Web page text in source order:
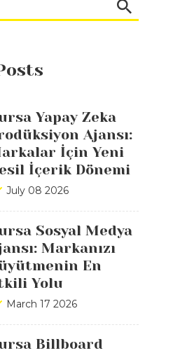
Yapay Zeka
Ajansı:
İçin Yeni
İçerik Dönemi
July 08 2026
Sosyal Medya
Markanızı
En
Yolu
March 17 2026
Billboard